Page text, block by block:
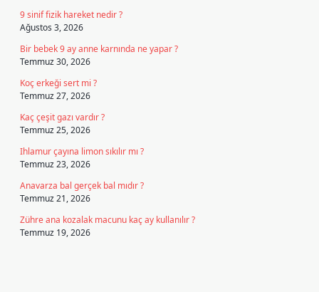
9 sinif fizik hareket nedir ?
Ağustos 3, 2026
Bir bebek 9 ay anne karnında ne yapar ?
Temmuz 30, 2026
Koç erkeği sert mi ?
Temmuz 27, 2026
Kaç çeşit gazı vardır ?
Temmuz 25, 2026
Ihlamur çayına limon sıkılır mı ?
Temmuz 23, 2026
Anavarza bal gerçek bal mıdır ?
Temmuz 21, 2026
Zühre ana kozalak macunu kaç ay kullanılır ?
Temmuz 19, 2026